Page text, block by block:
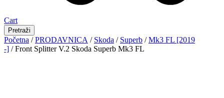
Cart
Pretraži
Početna /PRODAVNICA / Skoda / Superb /Mk3 FL [2019
-] / Front Splitter V.2 Skoda Superb Mk3 FL